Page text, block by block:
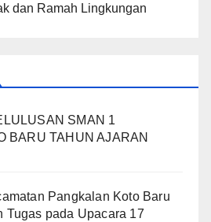
dan Ramah Lingkungan
SMAN 1
BARU TAHUN AJARAN
Pangkalan Koto Baru
Tugas pada Upacara 17